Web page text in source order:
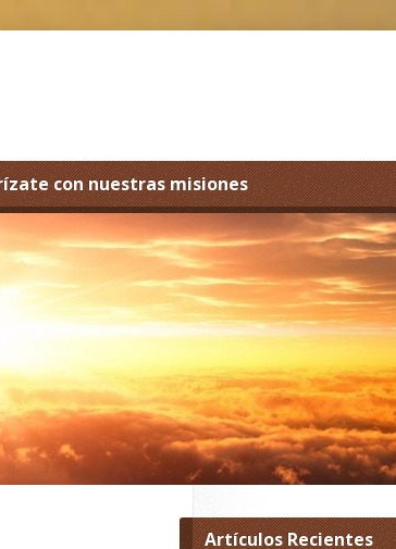
con nuestras misiones
Artículos Recientes